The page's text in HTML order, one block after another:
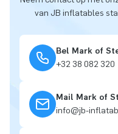
van JB inflatables
Bel Mark of
+32 38 082 320
Mail Mark of
info@jb-